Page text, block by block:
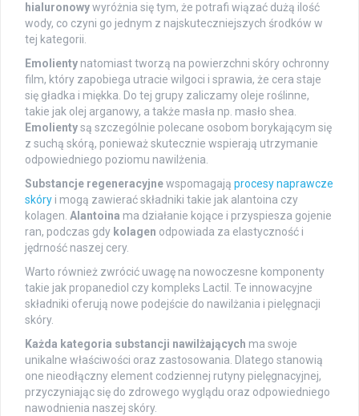
hialuronowywyróżnia się tym, że potrafi wiązać dużą ilość
wody, co czyni go jednym z najskuteczniejszych środków w
tej kategorii.
Emolienty natomiast tworzą na powierzchni skóry ochronny
film, który zapobiega utracie wilgoci i sprawia, że cera staje
się gładka i miękka. Do tej grupy zaliczamy oleje roślinne,
takie jak olej arganowy, a także masła np. masło shea.
Emolientysą szczególnie polecane osobom borykającym się
z suchą skórą, ponieważ skutecznie wspierają utrzymanie
odpowiedniego poziomu nawilżenia.
Substancje regeneracyjnewspomagają procesy naprawcze
skóry i mogą zawierać składniki takie jak alantoina czy
kolagen. Alantoina ma działanie kojące i przyspiesza gojenie
ran, podczas gdy kolagen odpowiada za elastyczność i
jędrność naszej cery.
Warto również zwrócić uwagę na nowoczesne komponenty
takie jak propanediol czy kompleks Lactil. Te innowacyjne
składniki oferują nowe podejście do nawilżania i pielęgnacji
skóry.
Każda kategoria substancji nawilżających ma swoje
unikalne właściwości oraz zastosowania. Dlatego stanowią
one nieodłączny element codziennej rutyny pielęgnacyjnej,
przyczyniając się do zdrowego wyglądu oraz odpowiedniego
nawodnienia naszej skóry.